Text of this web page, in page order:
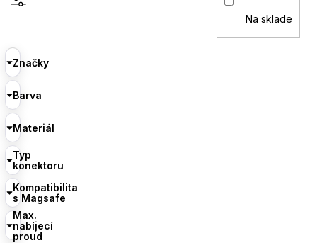
Na sklade
Značky
Barva
Materiál
Typ
konektoru
Kompatibilita
s Magsafe
Max.
nabíjecí
proud